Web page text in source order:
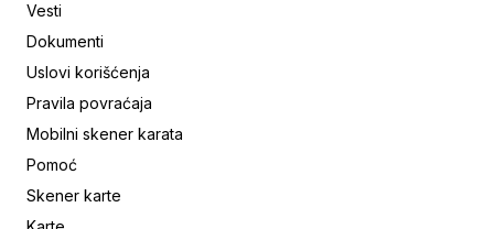
Vesti
Dokumenti
Uslovi korišćenja
Pravila povraćaja
Mobilni skener karata
Pomoć
Skener karte